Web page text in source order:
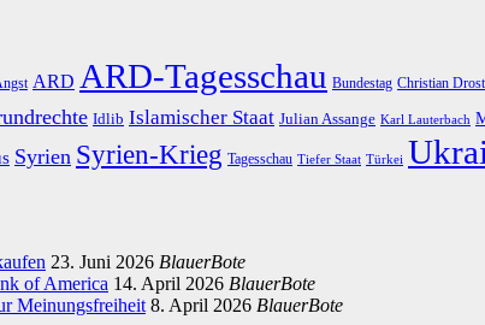
ARD ARD-Tagesschau Bundestag Christian
Idlib Islamischer Staat Julian Assange Karl Lauterbach
Syrien Syrien-Krieg Tagesschau Tiefer Staat Türkei
23. Juni 2026 BlauerBote
of America 14. April 2026 BlauerBote
Meinungsfreiheit 8. April 2026 BlauerBote